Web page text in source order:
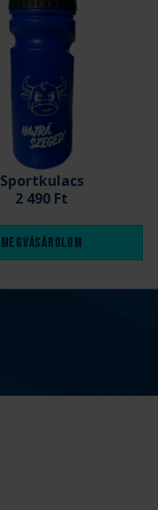
Sportkulacs
2 490 Ft
Megvásárolom